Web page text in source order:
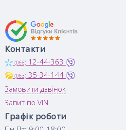
Контакти
(068) 12-44-363
(063) 35-34-144
Замовити дзвінок
Запит по VIN
Графік роботи